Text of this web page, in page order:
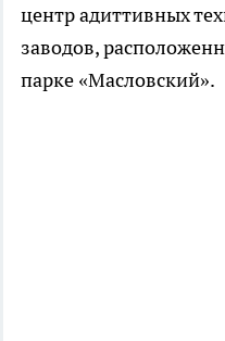
центр адиттивных
заводов,
парке «Масловский».